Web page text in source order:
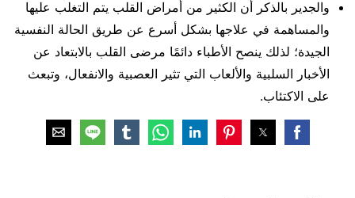
والجدير بالذكر أن الكثير من أمراض القلب يتم التغلب عليها
والمساهمة في علاجها بشكل أسرع عن طريق الحالة النفسية
الجيدة؛ لذلك ينصح الأطباء دائمًا مرضى القلب بالابتعاد عن
الأخبار السلبية والألعاب التي تثير العصبية والانفعال، وتبعث
على الاكتئاب.